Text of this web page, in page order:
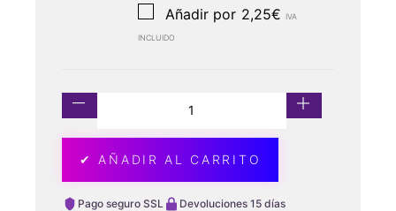
Añadir por 2,25€ IVA
INCLUIDO
✔ AÑADIR AL CARRITO
Pago seguro SSL
Devoluciones 15 días